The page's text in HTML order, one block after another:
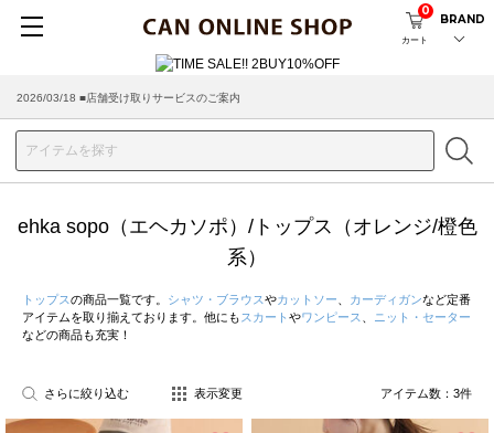
カート
0
BRAND
2026/03/18 ■店舗受け取りサービスのご案内
ehka sopo（エヘカソポ）/トップス（オレンジ/橙色
系）
トップスの商品一覧です。 シャツ・ブラウスやカットソー カーディガンなど定番
アイテムを取り揃えております。他にも スカート やワンピース
ニット・セーター
などの商品も充実！
さらに絞り込む 表示変更 アイテム数： 3件